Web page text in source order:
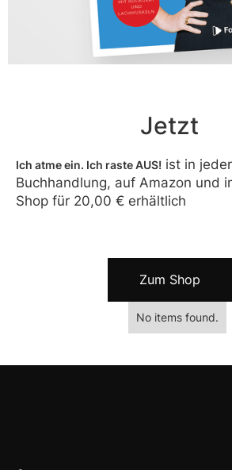
Jetzt
Ich atme ein. Ich raste AUS! ist in jeder
Buchhandlung, auf Amazon und
Shop für 20,00 € erhältlich
Zum Shop
No items found.